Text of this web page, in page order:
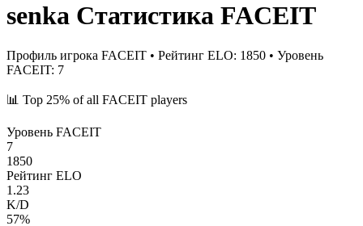
senka Статистика FACEIT
Профиль игрока FACEIT • Рейтинг ELO: 1850 • Уровень
FACEIT: 7
📊 Top 25% of all FACEIT players
Уровень FACEIT
7
1850
Рейтинг ELO
1.23
K/D
57%